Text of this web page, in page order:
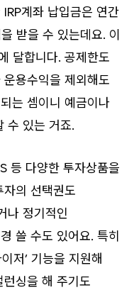
계좌 납입금은 연간
받을 수 있는데요. 이
달합니다. 공제한도
용수익을 제외해도
는 셈이니 예금이나
수 있는 거죠.
등 다양한 투자상품을
의 선택권도
나 정기적인
쓸 수도 있어요. 특히
저’ 기능을 지원해
싱을 해 주기도